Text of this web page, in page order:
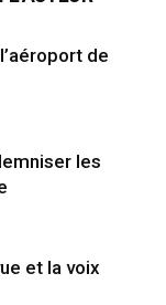
de
les
et la voix